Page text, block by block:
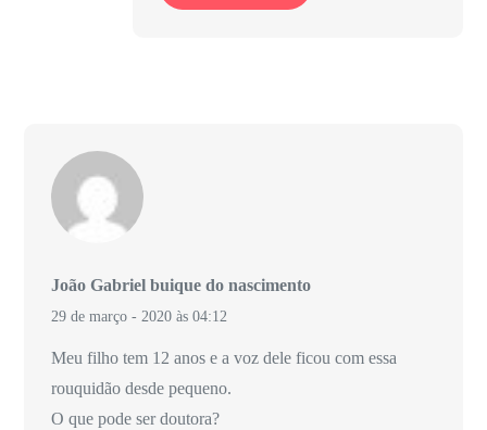
João Gabriel buique do nascimento
29 de março - 2020 às 04:12
Meu filho tem 12 anos e a voz dele ficou com essa
rouquidão desde pequeno.
O que pode ser doutora?